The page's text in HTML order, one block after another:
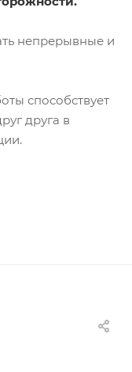
непрерывные и
способствует
друга в